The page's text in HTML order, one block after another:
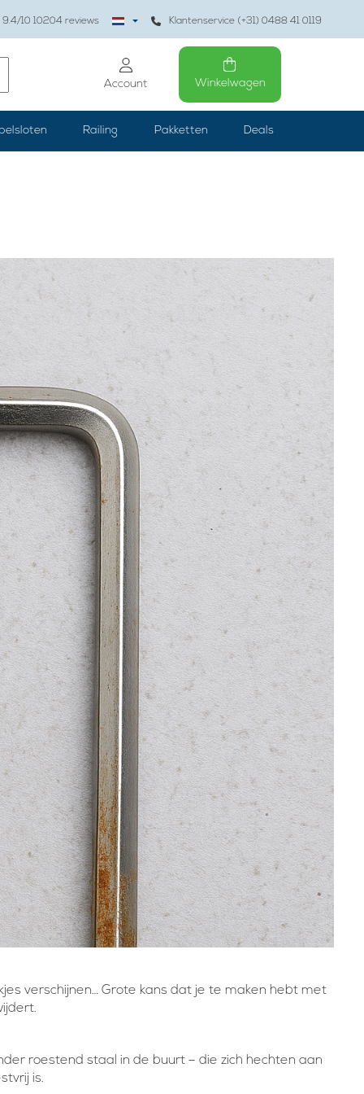
9.4/10 10204 reviews Klantenservice (+31) 0488 41 0119
Account Winkelwagen
Railing Pakketten Deals
verschijnen… Grote kans dat je te maken hebt met
roestend staal in de buurt – die zich hechten aan
is.